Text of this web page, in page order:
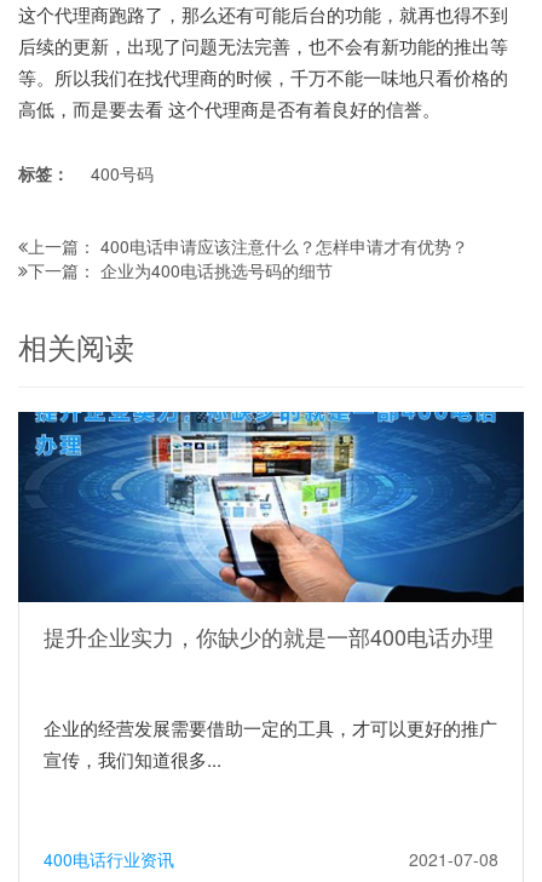
这个代理商跑路了，那么还有可能后台的功能，就再也得不到
后续的更新，出现了问题无法完善，也不会有新功能的推出等
等。所以我们在找代理商的时候，千万不能一味地只看价格的
高低，而是要去看 这个代理商是否有着良好的信誉。
标签： 400号码
上一篇： 400电话申请应该注意什么？怎样申请才有优势？
下一篇： 企业为400电话挑选号码的细节
相关阅读
提升企业实力，你缺少的就是一部400电话办理
企业的经营发展需要借助一定的工具，才可以更好的推广
宣传，我们知道很多...
400电话行业资讯 2021-07-08